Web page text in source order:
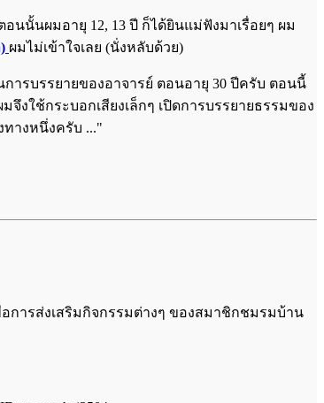
นั้นผมอายุ 12, 13 ปี ก็ได้ยินแม่ฟังมาเรื่อยๆ ผม
ผมไม่เข้าใจเลย (นั่งหลับด้วย)
การบรรยายของอาจารย์ ตอนอายุ 30 ปีครับ ตอนนี้
งใช้กระบอกเสียงเล็กๆ เปิดการบรรยายธรรมของ
างหนึ่งครับ ..."
การส่งเสริมกิจกรรมต่างๆ ของสมาชิกชมรมบ้าน